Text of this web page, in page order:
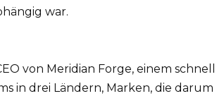
war.
von Meridian Forge, einem schnell
in drei Ländern, Marken, die darum